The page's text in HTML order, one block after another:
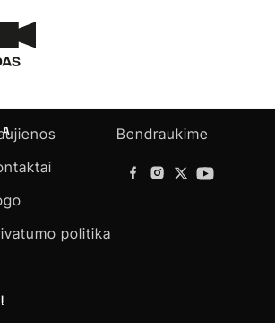
politika
Bendraukime